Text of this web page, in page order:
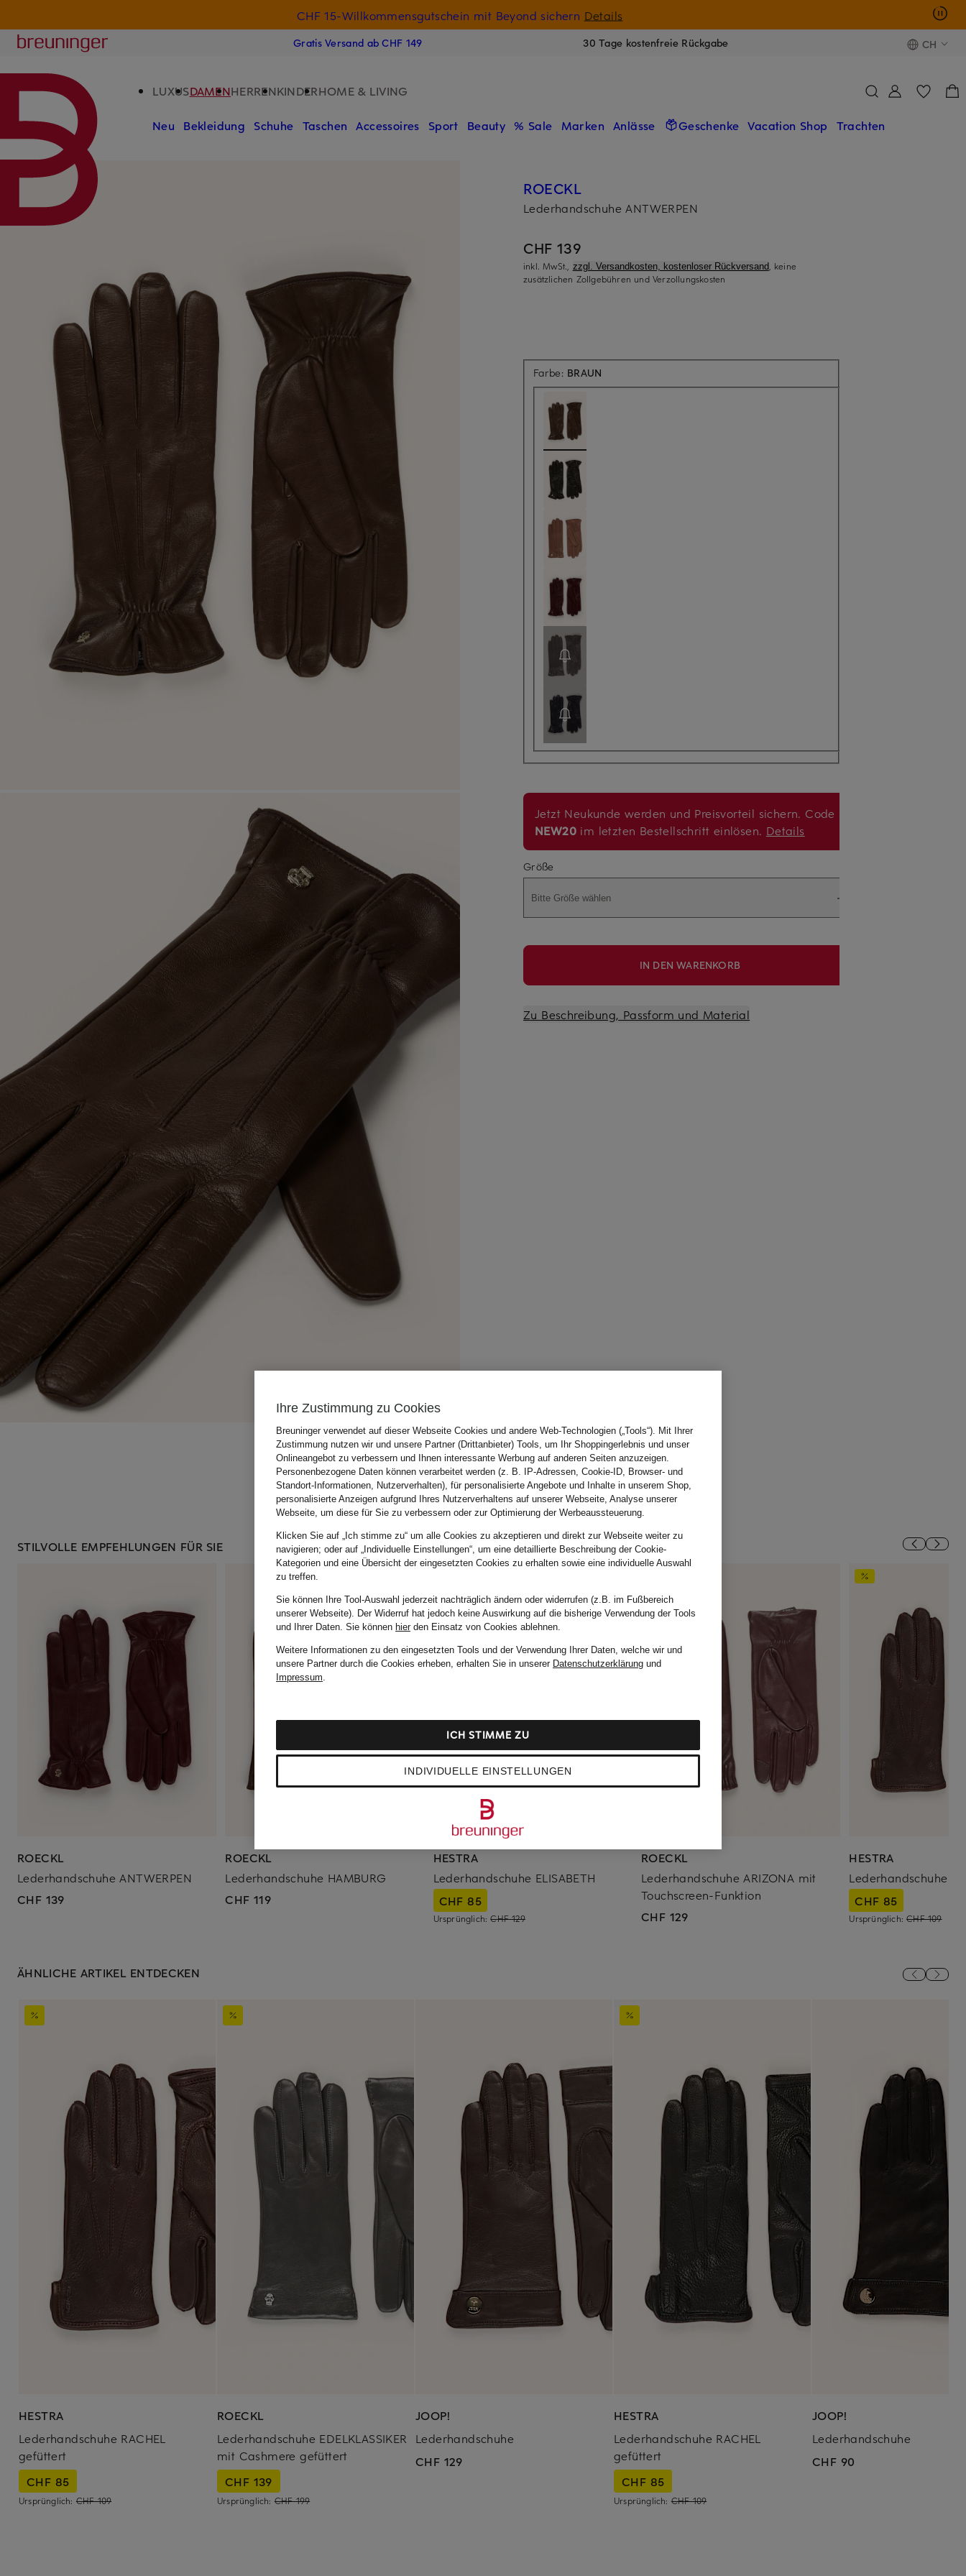
CHF 15-Willkommensgutschein mit Beyond sichern Details
Breuninger
Gratis Versand ab CHF 149 30 Tage kostenfreie Rückgabe CH
LUXUSDAMENHERRENKINDERHOME & LIVING
Neu Bekleidung Schuhe Taschen Accessoires Sport Beauty % Sale Marken Anlässe Geschenke Vacation Shop Trachten
ROECKL
Lederhandschuhe ANTWERPEN
CHF 139
inkl. MwSt., zzgl. Versandkosten, kostenloser Rückversand, keine
zusätzlichen Zollgebühren und Verzollungskosten
Farbe: BRAUN
Jetzt Neukunde werden und Preisvorteil sichern. Code
NEW20 im letzten Bestellschritt einlösen. Details
Größe
Bitte Größe wählen
IN DEN WARENKORB
Zu Beschreibung, Passform und Material
STILVOLLE EMPFEHLUNGEN FÜR SIE
ROECKL
Lederhandschuhe ANTWERPEN
CHF 139
ROECKL
Lederhandschuhe HAMBURG
CHF 119
HESTRA
Lederhandschuhe ELISABETH
CHF 85
Ursprünglich:CHF 129
ROECKL
Lederhandschuhe ARIZONA mit
Touchscreen-Funktion
CHF 129
HESTRA
Lederhandschuhe
CHF 85
Ursprünglich:CHF 109
ÄHNLICHE ARTIKEL ENTDECKEN
HESTRA
Lederhandschuhe RACHEL
gefüttert
CHF 85
Ursprünglich: CHF 109
ROECKL
Lederhandschuhe EDELKLASSIKER
mit Cashmere gefüttert
CHF 139
Ursprünglich: CHF 199
JOOP!
Lederhandschuhe
CHF 129
HESTRA
Lederhandschuhe RACHEL
gefüttert
CHF 85
Ursprünglich: CHF 109
JOOP!
Lederhandschuhe
CHF 90
Ihre Zustimmung zu Cookies
Breuninger verwendet auf dieser Webseite Cookies und andere Web-Technologien („Tools“). Mit Ihrer
Zustimmung nutzen wir und unsere Partner (Drittanbieter) Tools, um Ihr Shoppingerlebnis und unser
Onlineangebot zu verbessern und Ihnen interessante Werbung auf anderen Seiten anzuzeigen.
Personenbezogene Daten können verarbeitet werden (z. B. IP-Adressen, Cookie-ID, Browser- und
Standort-Informationen, Nutzerverhalten), für personalisierte Angebote und Inhalte in unserem Shop,
personalisierte Anzeigen aufgrund Ihres Nutzerverhaltens auf unserer Webseite, Analyse unserer
Webseite, um diese für Sie zu verbessern oder zur Optimierung der Werbeaussteuerung.
Klicken Sie auf „Ich stimme zu“ um alle Cookies zu akzeptieren und direkt zur Webseite weiter zu
navigieren; oder auf „Individuelle Einstellungen“, um eine detaillierte Beschreibung der Cookie-
Kategorien und eine Übersicht der eingesetzten Cookies zu erhalten sowie eine individuelle Auswahl
zu treffen.
Sie können Ihre Tool-Auswahl jederzeit nachträglich ändern oder widerrufen (z.B. im Fußbereich
unserer Webseite). Der Widerruf hat jedoch keine Auswirkung auf die bisherige Verwendung der Tools
und Ihrer Daten. Sie können hierden Einsatz von Cookies ablehnen.
Weitere Informationen zu den eingesetzten Tools und der Verwendung Ihrer Daten, welche wir und
unsere Partner durch die Cookies erheben, erhalten Sie in unserer Datenschutzerklärung und
Impressum.
INDIVIDUELLE EINSTELLUNGEN
ICH STIMME ZU